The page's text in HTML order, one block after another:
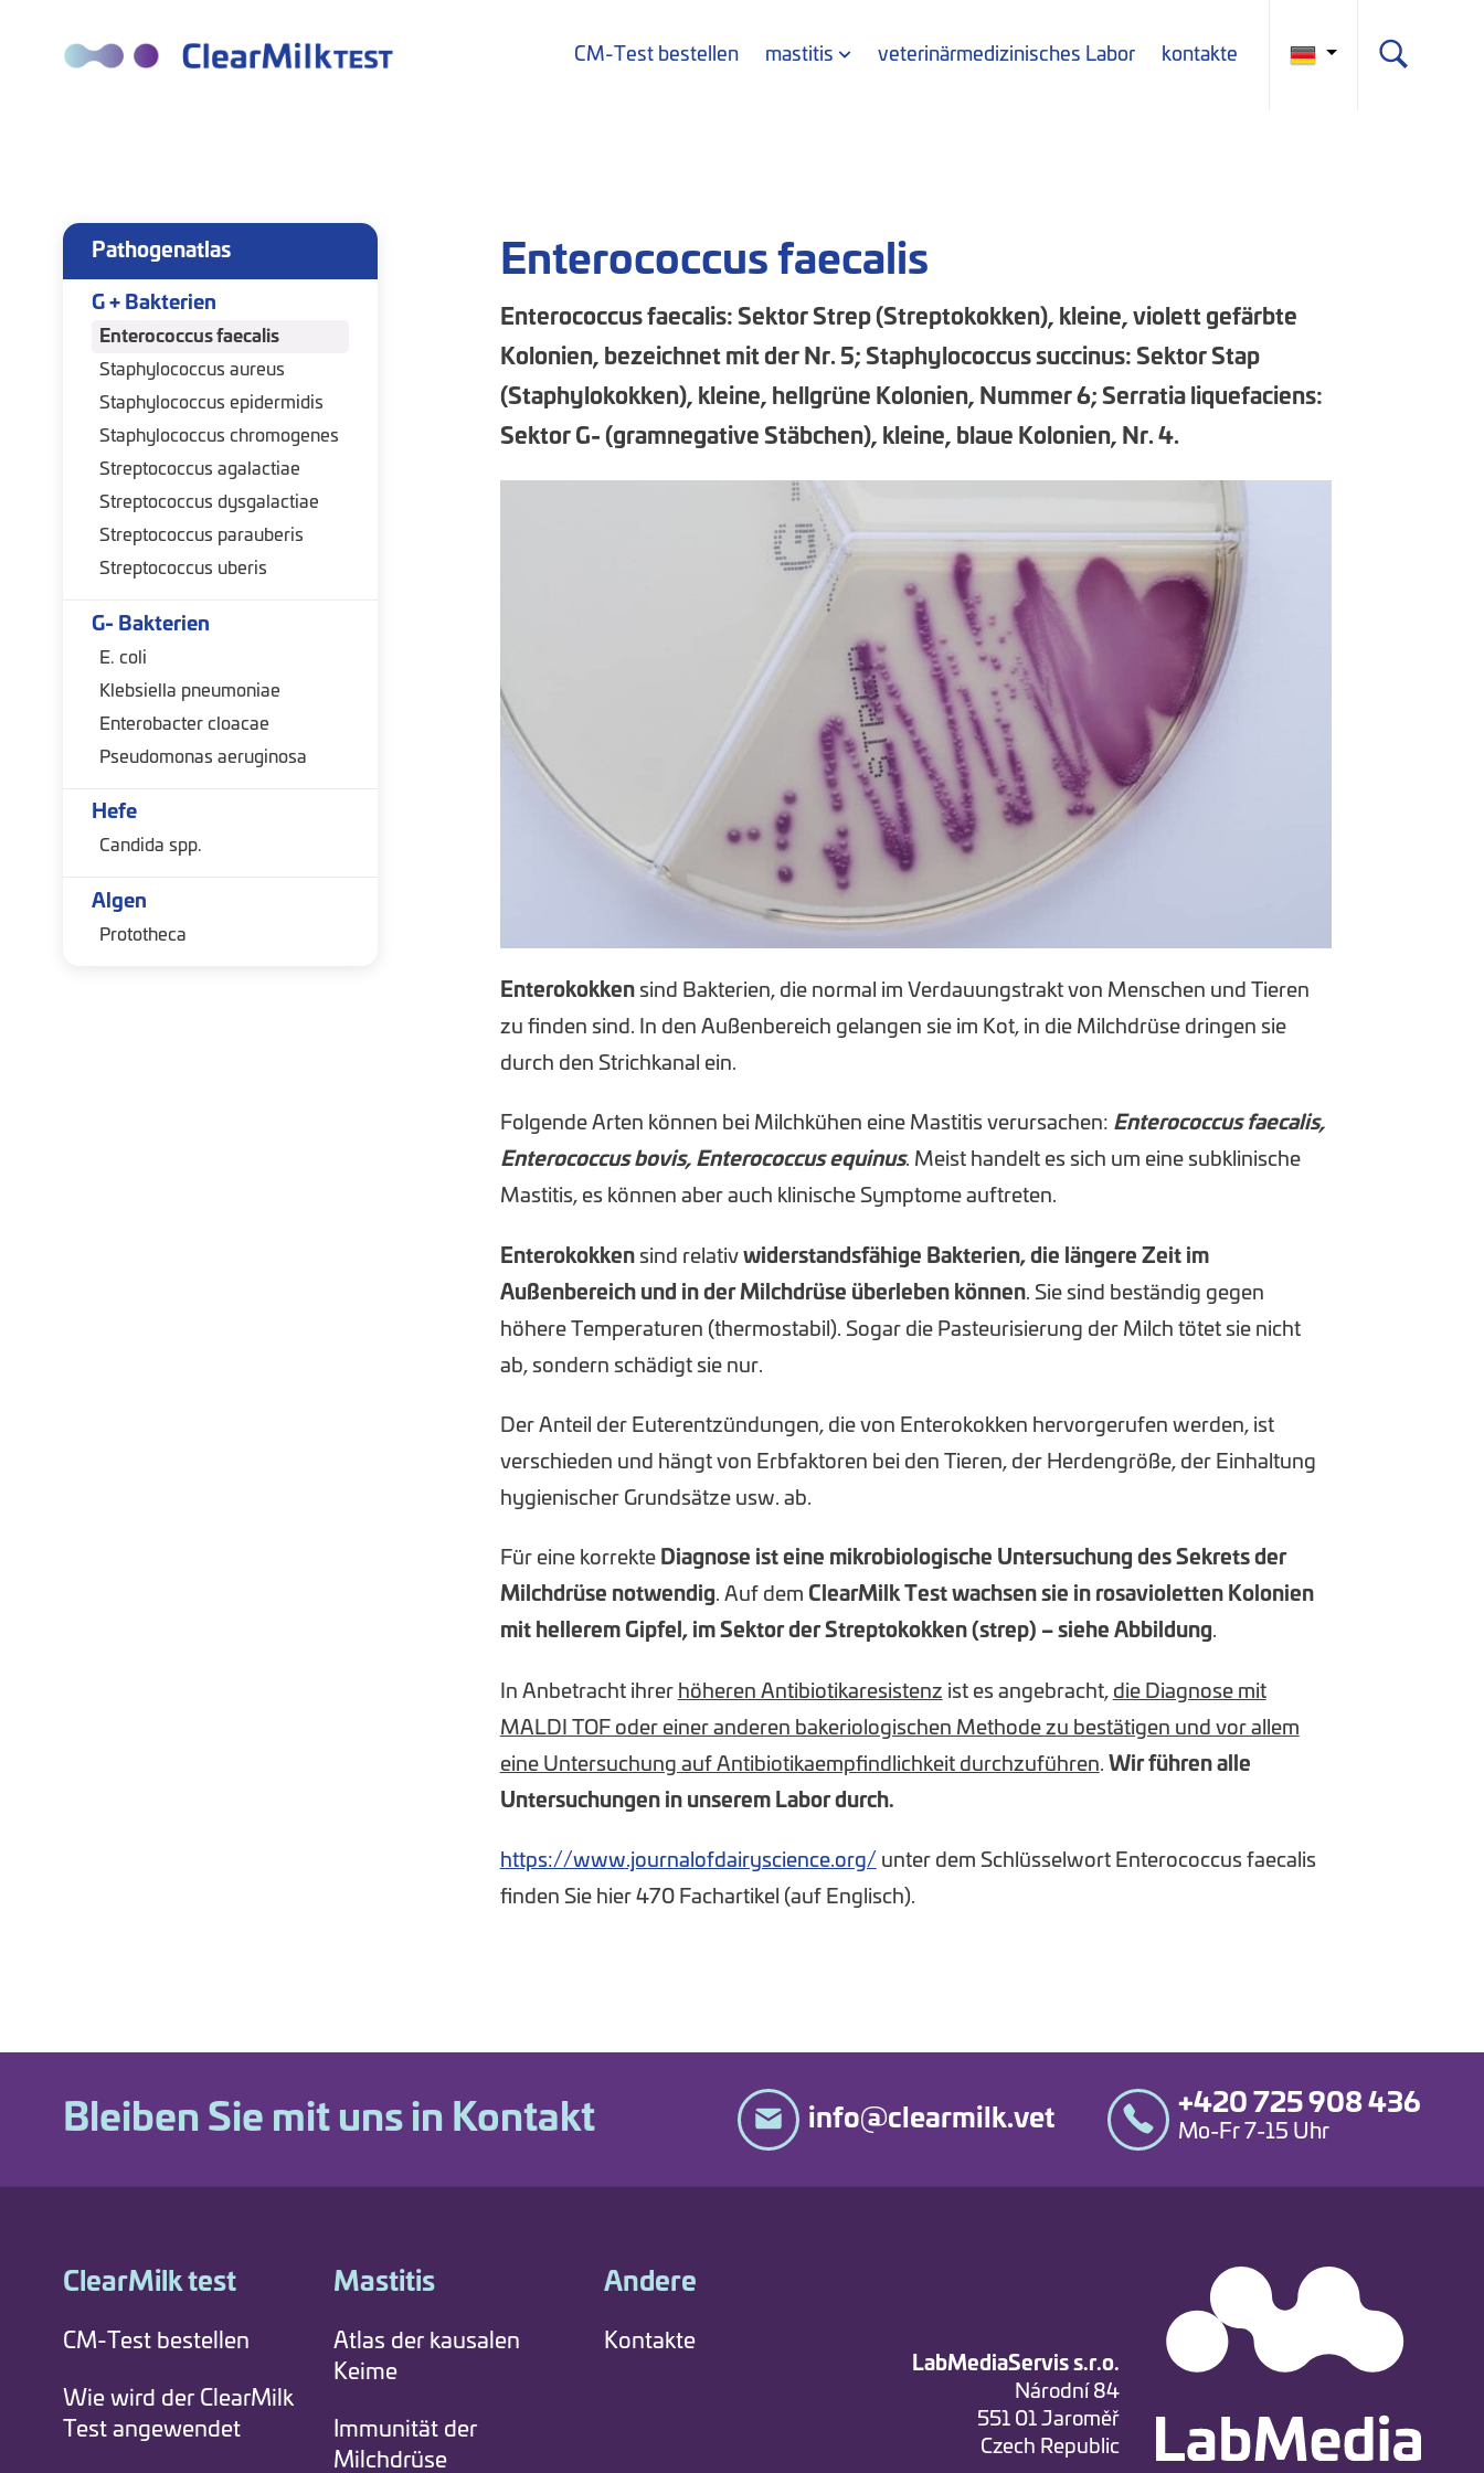
CM-Test bestellen mastitis veterinärmedizinisches Labor kontakte
Pathogenatlas
G + Bakterien
Enterococcus faecalis
Staphylococcus aureus
Staphylococcus epidermidis
Staphylococcus chromogenes
Streptococcus agalactiae
Streptococcus dysgalactiae
Streptococcus parauberis
Streptococcus uberis
G- Bakterien
E. coli
Klebsiella pneumoniae
Enterobacter cloacae
Pseudomonas aeruginosa
Hefe
Candida spp.
Algen
Prototheca
Enterococcus faecalis
Enterococcus faecalis: Sektor Strep (Streptokokken), kleine, violett gefärbte
Kolonien, bezeichnet mit der Nr. 5; Staphylococcus succinus: Sektor Stap
(Staphylokokken), kleine, hellgrüne Kolonien, Nummer 6; Serratia liquefaciens:
Sektor G- (gramnegative Stäbchen), kleine, blaue Kolonien, Nr. 4.
Enterokokkensind Bakterien, die normal im Verdauungstrakt von Menschen und Tieren
zu finden sind. In den Außenbereich gelangen sie im Kot, in die Milchdrüse dringen sie
durch den Strichkanal ein.
Folgende Arten können bei Milchkühen eine Mastitis verursachen: Enterococcus faecalis,
Enterococcus bovis, Enterococcus equinus. Meist handelt es sich um eine subklinische
Mastitis, es können aber auch klinische Symptome auftreten.
Enterokokkensind relativ widerstandsfähige Bakterien, die längere Zeit im
Außenbereich und in der Milchdrüse überleben können. Sie sind beständig gegen
höhere Temperaturen (thermostabil). Sogar die Pasteurisierung der Milch tötet sie nicht
ab, sondern schädigt sie nur.
Der Anteil der Euterentzündungen, die von Enterokokken hervorgerufen werden, ist
verschieden und hängt von Erbfaktoren bei den Tieren, der Herdengröße, der Einhaltung
hygienischer Grundsätze usw. ab.
Für eine korrekte Diagnose ist eine mikrobiologische Untersuchung des Sekrets der
Milchdrüse notwendig. Auf dem ClearMilk Test wachsen sie in rosavioletten Kolonien
mit hellerem Gipfel, im Sektor der Streptokokken (strep) – siehe Abbildung.
In Anbetracht ihrer höheren Antibiotikaresistenz ist es angebracht, die Diagnose mit
MALDI TOF oder einer anderen bakeriologischen Methode zu bestätigen und vor allem
eine Untersuchung auf Antibiotikaempfindlichkeit durchzuführen. Wir führen alle
Untersuchungen in unserem Labor durch.
https://www.journalofdairyscience.org/ unter dem Schlüsselwort Enterococcus faecalis
finden Sie hier 470 Fachartikel (auf Englisch).
Bleiben Sie mit uns in Kontakt info@clearmilk.vet
+420 725 908 436
Mo-Fr 7-15 Uhr
ClearMilk test
CM-Test bestellen
Wie wird der ClearMilk
Test angewendet
Mastitis
Atlas der kausalen
Keime
Immunität der
Milchdrüse
Andere
Kontakte
LabMediaServis s.r.o.
Národní 84
551 01 Jaroměř
Czech Republic